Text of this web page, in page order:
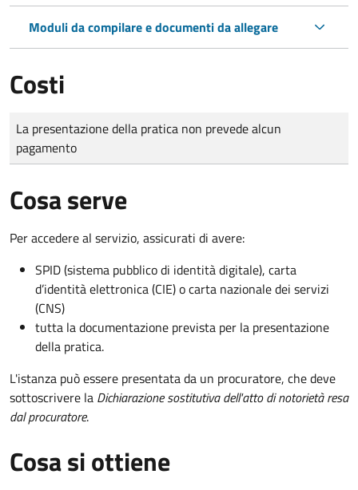
Moduli da compilare e documenti da allegare
Costi
Tipo di pagamento
Importo
La presentazione della pratica non prevede alcun
pagamento
Cosa serve
Per accedere al servizio, assicurati di avere:
SPID (sistema pubblico di identità digitale), carta
d’identità elettronica (CIE) o carta nazionale dei servizi
(CNS)
tutta la documentazione prevista per la presentazione
della pratica.
L'istanza può essere presentata da un procuratore, che deve
sottoscrivere la Dichiarazione sostitutiva dell'atto di notorietà resa
dal procuratore.
Cosa si ottiene